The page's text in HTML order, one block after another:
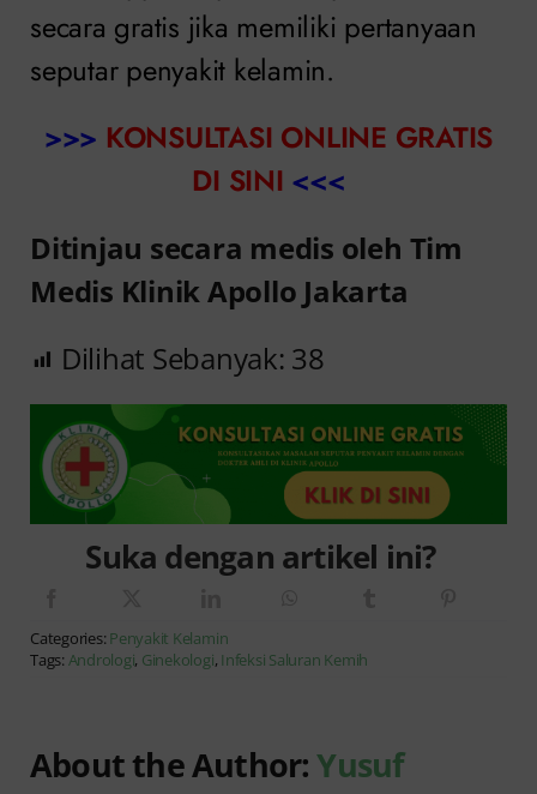
secara gratis jika memiliki pertanyaan
seputar penyakit kelamin.
>>> KONSULTASI ONLINE GRATIS
DI SINI <<<
Ditinjau secara medis oleh Tim
Medis Klinik Apollo Jakarta
Dilihat Sebanyak: 38
Suka dengan artikel ini?
Categories: Penyakit Kelamin
Tags: Andrologi, Ginekologi, Infeksi Saluran Kemih
About the Author:Yusuf